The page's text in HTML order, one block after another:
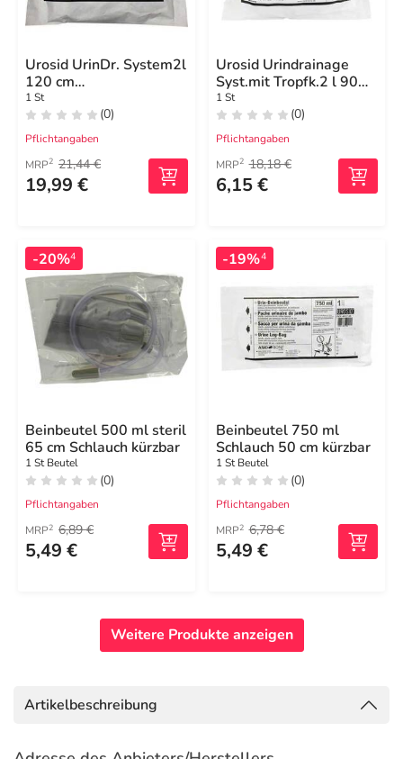
Urosid UrinDr. System2l
120 cm
Schl.nadelf.Vent.senk.
1 St
(0)
Pflichtangaben
MRP2 21,44 €
19,99 €
Urosid Urindrainage
Syst.mit Tropfk.2 l 90
cm Schl.
1 St
(0)
Pflichtangaben
MRP2 18,18 €
6,15 €
-20%4
Beinbeutel 500 ml steril
65 cm Schlauch kürzbar
1 St Beutel
(0)
Pflichtangaben
MRP2 6,89 €
5,49 €
-19%4
Beinbeutel 750 ml
Schlauch 50 cm kürzbar
1 St Beutel
(0)
Pflichtangaben
MRP2 6,78 €
5,49 €
Weitere Produkte anzeigen
Artikelbeschreibung